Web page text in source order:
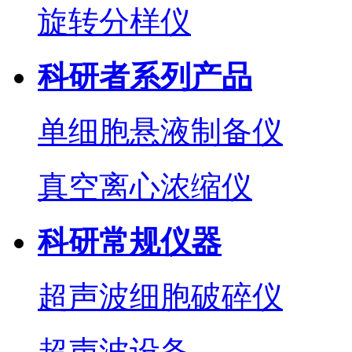
旋转分样仪
科研者系列产品
单细胞悬液制备仪
真空离心浓缩仪
科研常规仪器
超声波细胞破碎仪